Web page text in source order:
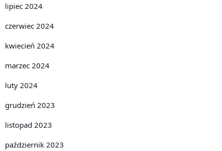
lipiec 2024
czerwiec 2024
kwiecień 2024
marzec 2024
luty 2024
grudzień 2023
listopad 2023
październik 2023